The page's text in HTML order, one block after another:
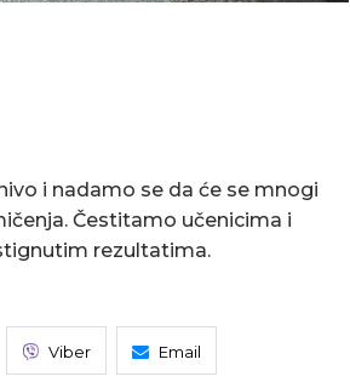
i nadamo se da će se mnogi
Čestitamo učenicima i
rezultatima.
Viber Email